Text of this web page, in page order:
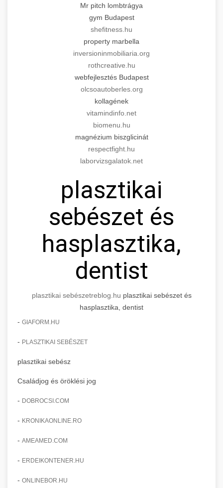
Mr pitch lombtrágya
gym Budapest
shefitness.hu
property marbella
inversioninmobiliaria.org
rothcreative.hu
webfejlesztés Budapest
olcsoautoberles.org
kollagének
vitamindinfo.net
biomenu.hu
magnézium biszglicinát
respectfight.hu
laborvizsgalatok.net
plasztikai
sebészet és
hasplasztika,
dentist
plasztikai sebészetreblog.hu plasztikai sebészet és
hasplasztika, dentist
- GIAFORM.HU
- PLASZTIKAI SEBÉSZET
plasztikai sebész
Családjog és öröklési jog
- DOBROCSI.COM
- KRONIKAONLINE.RO
- AMEAMED.COM
- ERDEIKONTENER.HU
- ONLINEBOR.HU